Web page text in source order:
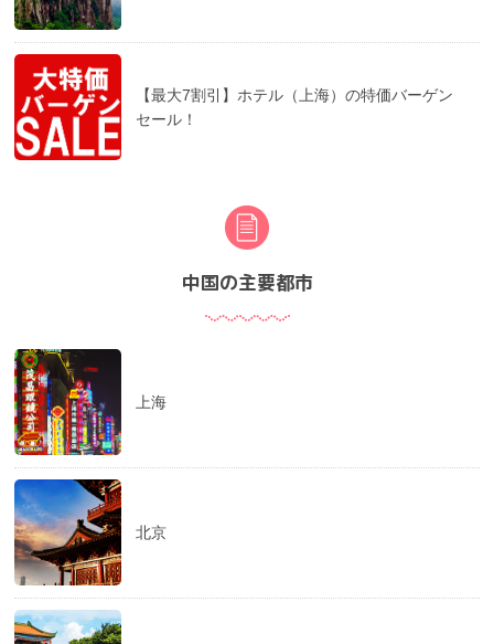
【最大7割引】ホテル（上海）の特価バーゲン
セール！
中国の主要都市
上海
北京